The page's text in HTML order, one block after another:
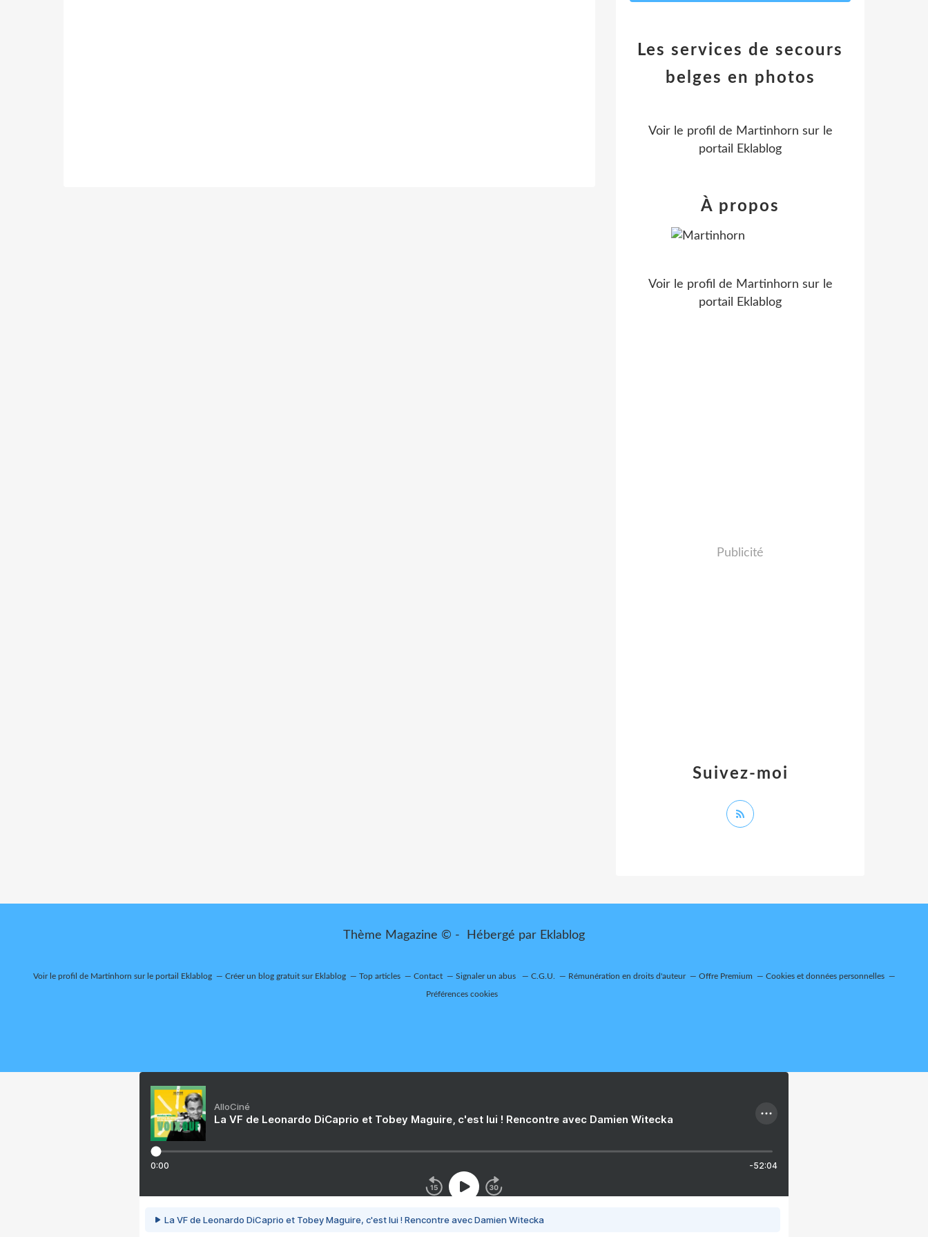
Les services de secours
belges en photos
Voir le profil de Martinhorn sur le
portail Eklablog
Suivez-moi
À propos
Voir le profil de Martinhorn sur le
portail Eklablog
Publicité
Thème Magazine © - Hébergé par Eklablog
Voir le profil de Martinhorn sur le portail Eklablog Créer un blog gratuit sur Eklablog Top articles Contact Signaler un abus C.G.U. Rémunération en droits d'auteur Offre Premium Cookies et données personnelles
Préférences cookies
AlloCiné
La VF de Leonardo DiCaprio et Tobey Maguire, c'est lui ! Rencontre avec Damien Witecka
0:00 -52:04
La VF de Leonardo DiCaprio et Tobey Maguire, c'est lui ! Rencontre avec Damien Witecka